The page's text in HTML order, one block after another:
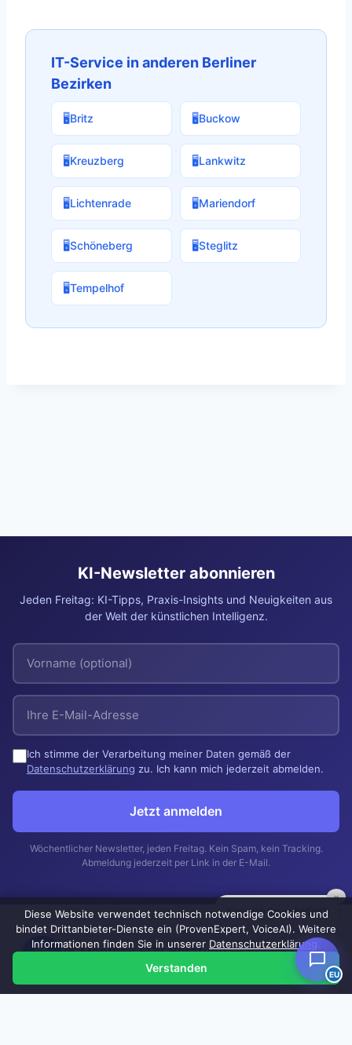
IT-Service in anderen Berliner
Bezirken
🖥️Britz 🖥️Buckow
🖥️Kreuzberg 🖥️Lankwitz
🖥️Lichtenrade 🖥️Mariendorf
🖥️Schöneberg 🖥️Steglitz
🖥️Tempelhof
KI-Newsletter abonnieren
Jeden Freitag: KI-Tipps, Praxis-Insights und Neuigkeiten aus
der Welt der künstlichen Intelligenz.
Ich stimme der Verarbeitung meiner Daten gemäß der
Datenschutzerklärung zu. Ich kann mich jederzeit abmelden.
Jetzt anmelden
Wöchentlicher Newsletter, jeden Freitag. Kein Spam, kein Tracking.
Abmeldung jederzeit per Link in der E-Mail.
© 2026 Manthey EDV Beratung —Impressum|
Datenschutzerklärung
Diese Website verwendet technisch notwendige Cookies und
bindet Drittanbieter-Dienste ein (ProvenExpert, VoiceAI). Weitere
Informationen finden Sie in unserer Datenschutzerklärung
Verstanden EU
×
Kann ich Ihnen helfen?